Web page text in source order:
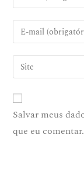
Salvar meus
que eu comentar.